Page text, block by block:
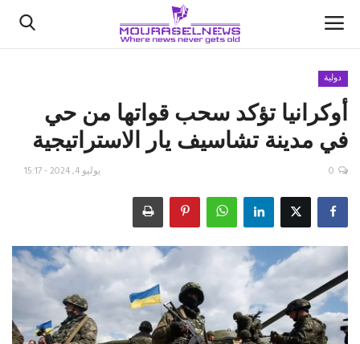
الأخبار
كتّابنا
اقتصاد
علوم وتكنولوجيا
رياضة
دولية
أوكرانيا تؤكد سحب قواتها من حي
في مدينة تشاسيف يار الاستراتيجية
يوليو 4, 2024 - 15:17 0